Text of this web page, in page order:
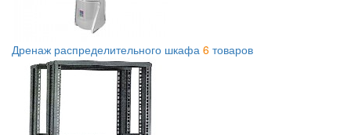
Дренаж распределительного шкафа 6 товаров